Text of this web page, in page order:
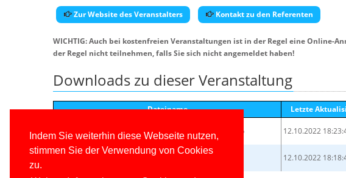
Indem Sie weiterhin diese Webseite nutzen,
stimmen Sie der Verwendung von Cookies
zu.
Zur Website des Veranstalters Kontakt zu den Referenten
WICHTIG: Auch bei kostenfreien Veranstaltungen ist in der Regel eine Online-
der Regel nicht teilnehmen, falls Sie sich nicht angemeldet haben!
Downloads zu dieser Veranstaltung
Dateiname Letzte
HSchwichtenberg_EFCore70_Buch_Beispiele_v11.0.0.zip 12.10.2022
HSchwichtenberg_EFCore_v6undv7_News.pdf.zip 12.10.2022